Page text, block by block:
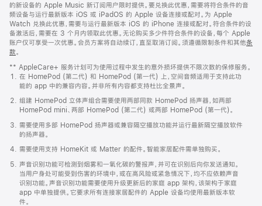
页
脚
的新设备的 Apple Music 新订阅用户限时提供。要兑换此优惠，需要将符合条件的音
频设备与运行最新版本 iOS 或 iPadOS 的 Apple 设备连接或配对。为 Apple
Watch 兑换此优惠，需要与运行最新版本 iOS 的 iPhone 连接或配对。符合条件的设
备激活后，需要在 3 个月内领取此优惠。无论购买多少件符合条件的设备，每个 Apple
账户仅可享受一次优惠。会员方案将自动续订，直至取消订阅。须遵循限制条件和其他条
款。
窗
口
中
打
开)
** AppleCare+ 服务计划可为使用过程中发生的意外损坏提供不限次数的保修服务。
在 HomePod (第二代) 和 HomePod (第一代) 上，空间音频适用于支持此功
能的 app 中的兼容内容。并非所有内容都支持杜比全景声。
组建 HomePod 立体声组合需要使用两部同款 HomePod 扬声器，如两部
HomePod mini、两部 HomePod (第二代) 或两部 HomePod (第一代)。
需要使用多部 HomePod 扬声器或兼容隔空播放功能并运行最新隔空播放软件
的扬声器。
需要使用支持 HomeKit 或 Matter 的配件。智能家居配件需单独购买。
声音识别功能可检测到烟雾和一氧化碳的警报声，并可在识别后向你发送通知。
当用户身处可能受到伤害的环境中，或在高风险或紧急情况下，均不应依赖声音
识别功能。声音识别功能需要使用升级更新后的家庭 app 架构，该架构于家庭
app 中单独提供。它要求所有连接家居配件的 Apple 设备均使用最新版本软
件。